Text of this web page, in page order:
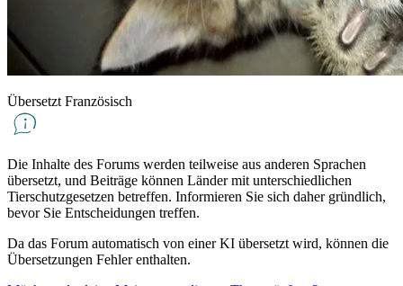
Übersetzt Französisch
Die Inhalte des Forums werden teilweise aus anderen Sprachen
übersetzt, und Beiträge können Länder mit unterschiedlichen
Tierschutzgesetzen betreffen. Informieren Sie sich daher gründlich,
bevor Sie Entscheidungen treffen.
Da das Forum automatisch von einer KI übersetzt wird, können die
Übersetzungen Fehler enthalten.